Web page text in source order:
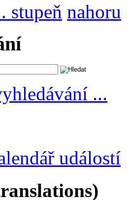
stupeň nahoru
...
událostí